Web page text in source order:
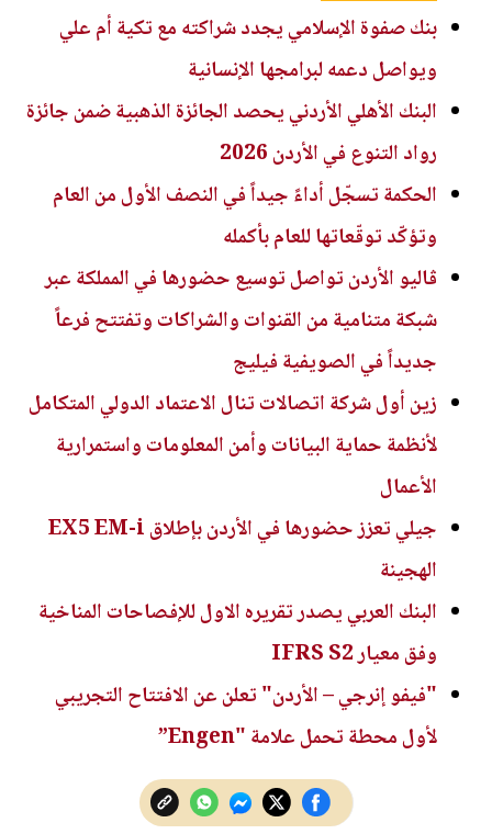
بنك صفوة الإسلامي يجدد شراكته مع تكية أم علي
ويواصل دعمه لبرامجها الإنسانية
البنك الأهلي الأردني يحصد الجائزة الذهبية ضمن جائزة
رواد التنوع في الأردن 2026
الحكمة تسجّل أداءً جيداً في النصف الأول من العام
وتؤكّد توقّعاتها للعام بأكمله
ڤاليو الأردن تواصل توسيع حضورها في المملكة عبر
شبكة متنامية من القنوات والشراكات وتفتتح فرعاً
جديداً في الصويفية فيليج
زين أول شركة اتصالات تنال الاعتماد الدولي المتكامل
لأنظمة حماية البيانات وأمن المعلومات واستمرارية
الأعمال
جيلي تعزز حضورها في الأردن بإطلاق EX5 EM-i
الهجينة
البنك العربي يصدر تقريره الاول للإفصاحات المناخية
وفق معيار IFRS S2
"فيفو إنرجي – الأردن" تعلن عن الافتتاح التجريبي
لأول محطة تحمل علامة "Engen”